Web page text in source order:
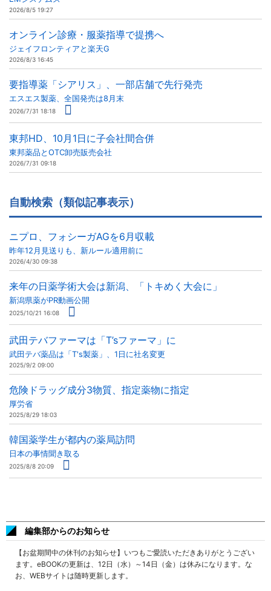
2026/8/5 19:27
オンライン診療・服薬指導で提携へ
ジェイフロンティアと楽天G
2026/8/3 16:45
要指導薬「シアリス」、一部店舗で先行発売
エスエス製薬、全国発売は8月末
2026/7/31 18:18
東邦HD、10月1日に子会社間合併
東邦薬品とOTC卸売販売会社
2026/7/31 09:18
自動検索（類似記事表示）
ニプロ、フォシーガAGを6月収載
昨年12月見送りも、新ルール適用前に
2026/4/30 09:38
来年の日薬学術大会は新潟、「トキめく大会に」
新潟県薬がPR動画公開
2025/10/21 16:08
武田テバファーマは「T’sファーマ」に
武田テバ薬品は「T's製薬」、1日に社名変更
2025/9/2 09:00
危険ドラッグ成分3物質、指定薬物に指定
厚労省
2025/8/29 18:03
韓国薬学生が都内の薬局訪問
日本の事情聞き取る
2025/8/8 20:09
編集部からのお知らせ
【お盆期間中の休刊のお知らせ】いつもご愛読いただきありがとうござい
ます。eBOOKの更新は、12日（水）～14日（金）は休みになります。な
お、WEBサイトは随時更新します。